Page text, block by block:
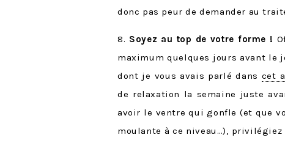
donc pas peur de demander au
8. Soyez au top de votre forme !
maximum quelques jours avant le
dont je vous avais parlé dans cet
de relaxation la semaine juste
avoir le ventre qui gonfle (et que
moulante à ce niveau…),